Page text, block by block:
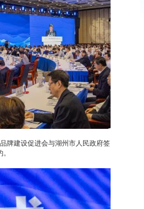
牌建设促进会与湖州市人民政府签